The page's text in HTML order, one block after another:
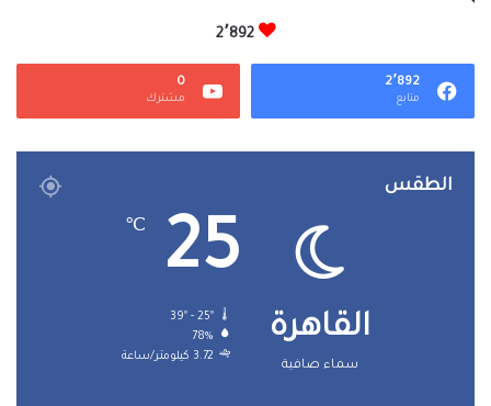
2٬892
2٬892
متابع
0
مشترك
الطقس
القاهرة
سماء صافية
25
℃
39º - 25º
78%
3.72 كيلومتر/ساعة